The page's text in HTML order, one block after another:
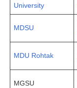
University
MDSU
MDU Rohtak
MGSU